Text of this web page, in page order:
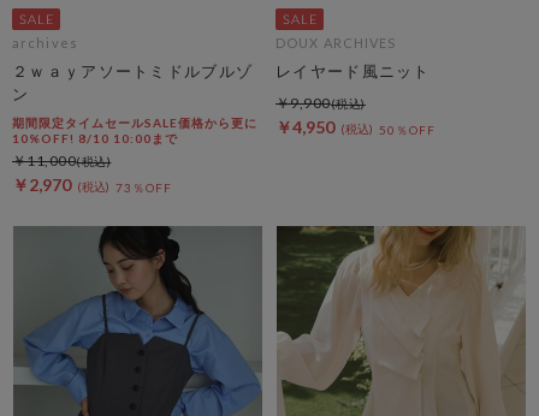
archives
２ｗａｙアソートミドルブルゾ
ン
期間限定タイムセールSALE価格から更に
10%OFF! 8/10 10:00まで
￥2,970 73％OFF
￥11,000
DOUX ARCHIVES
レイヤード風ニット
￥4,950 50％OFF
￥9,900